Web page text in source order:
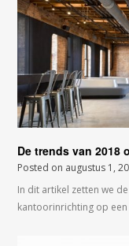
De trends van
Posted on augustus 1,
In dit artikel zetten we
kantoorinrichting op